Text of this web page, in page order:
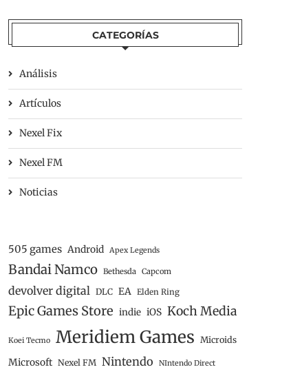
CATEGORÍAS
Análisis
Artículos
Nexel Fix
Nexel FM
Noticias
505 games Android Apex Legends
Bandai Namco Bethesda Capcom
devolver digital DLC EA Elden Ring
Epic Games Store indie iOS Koch Media
Koei Tecmo Meridiem Games Microids
Microsoft Nexel FM Nintendo NIntendo Direct